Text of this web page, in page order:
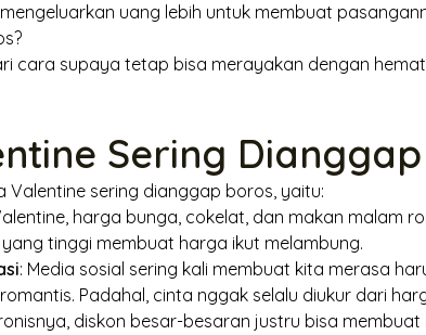
uang lebih untuk membuat
cara supaya tetap bisa merayakan dengan
Sering
sering dianggap boros, yaitu:
harga bunga, cokelat, dan makan malam
tinggi membuat harga ikut melambung.
: Media sosial sering kali membuat kita merasa
Padahal, cinta nggak selalu diukur dari
diskon besar-besaran justru bisa membuat